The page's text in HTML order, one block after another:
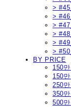
>
>
>
>
>
>
BY PRICE
150
150
250
350
500